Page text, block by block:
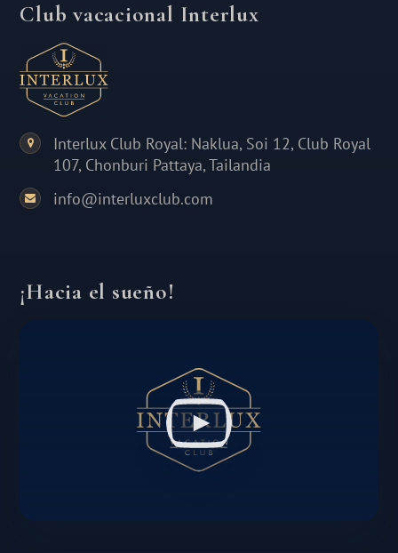
Club vacacional Interlux
Interlux Club Royal: Naklua, Soi 12, Club Royal
107, Chonburi Pattaya, Tailandia
info@interluxclub.com
¡Hacia el sueño!